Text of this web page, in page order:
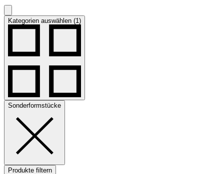
Kategorien auswählen (1)
Sonderformstücke
Produkte filtern